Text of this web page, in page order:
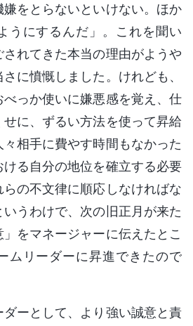
をとらないといけない。ほか
うにするんだ」。これを聞い
れてきた本当の理由がようや
に憤慨しました。けれども、
っか使いに嫌悪感を覚え、仕
に、ずるい方法を使って昇給
相手に費やす時間もなかった
る自分の地位を確立する必要
の不文律に順応しなければな
いうわけで、次の旧正月が来た
をマネージャーに伝えたとこ
ムリーダーに昇進できたので
ーとして、より強い誠意と責